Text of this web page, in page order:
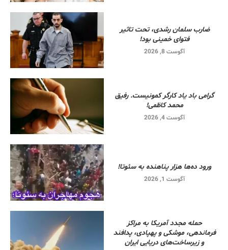
ضارب سلمان رشدی، تحت تاثیر
فتوای خمینی بود!
آگوست 8, 2026
گرامی باد یاد کارگر کمونیست. رفیق
محمد کاظمی!
آگوست 4, 2026
ورود ده‌ها هزار پناهنده به سئوتا!
آگوست 1, 2026
حمله مجدد آمریکا به مراکز
فرماندهی، موشکی و پهپادی، پدافند
و زیرساخت‌های دریایی ایران